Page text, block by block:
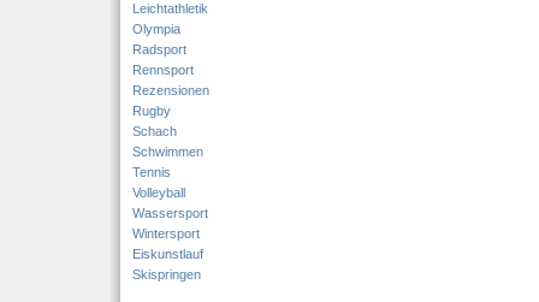
Leichtathletik
Olympia
Radsport
Rennsport
Rezensionen
Rugby
Schach
Schwimmen
Tennis
Volleyball
Wassersport
Wintersport
Eiskunstlauf
Skispringen